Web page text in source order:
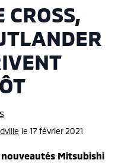
CROSS,
le 17 février 2021
Mitsubishi